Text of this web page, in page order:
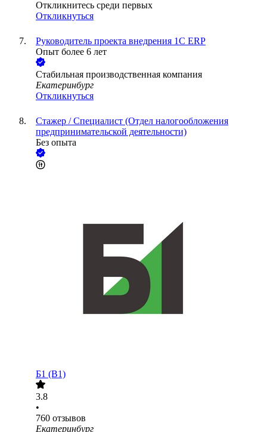
Откликнитесь среди первых
Откликнуться
Руководитель проекта внедрения 1С ERP
Опыт более 6 лет
Стабильная производственная компания
Екатеринбург
Откликнуться
Стажер / Специалист (Отдел налогообложения
предпринимательской деятельности)
Без опыта
Б1 (B1)
3.8
•
760 отзывов
Екатеринбург